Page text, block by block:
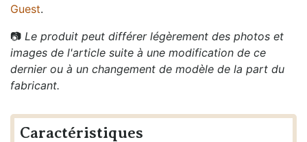
Guest.
📷 Le produit peut différer légèrement des photos et
images de l'article suite à une modification de ce
dernier ou à un changement de modèle de la part du
fabricant.
Caractéristiques